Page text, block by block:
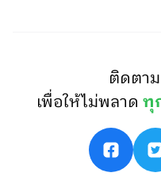
ติดตา
เพื่อให้ไม่พลาดทุ